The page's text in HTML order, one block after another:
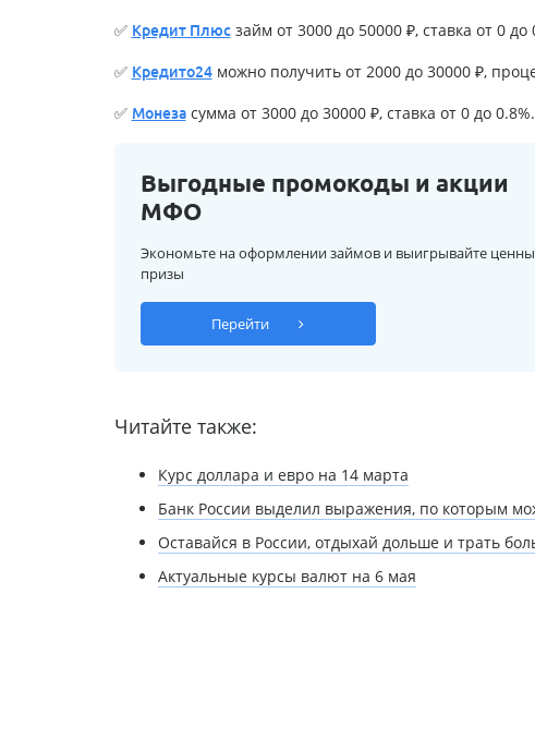
✅ Кредит Плюсзайм от 3000 до 50000 ₽, ставка от 0 до
✅ Кредито24можно получить от 2000 до 30000 ₽,
✅ Монезасумма от 3000 до 30000 ₽, ставка от 0 до
Выгодные промокоды и акции
МФО
Экономьте на оформлении займов и выигрывайте
призы
Перейти
Читайте также:
Курс доллара и евро на 14 марта
Банк России выделил выражения, по которым
Оставайся в России, отдыхай дольше и трать
Актуальные курсы валют на 6 мая